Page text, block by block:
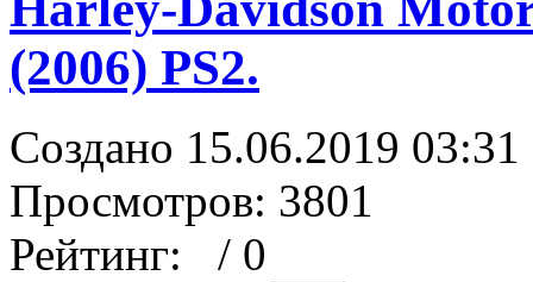
(2006) PS2.
Создано 15.06.2019 03:31
Просмотров: 3801
Рейтинг:
/ 0